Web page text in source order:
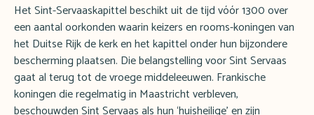
Het Sint-Servaaskapittel beschikt uit de tijd vóór 1300 over
een aantal oorkonden waarin keizers en rooms-koningen van
het Duitse Rijk de kerk en het kapittel onder hun bijzondere
bescherming plaatsen. Die belangstelling voor Sint Servaas
gaat al terug tot de vroege middeleeuwen. Frankische
koningen die regelmatig in Maastricht verbleven,
beschouwden Sint Servaas als hun ‘huisheilige’ en zijn